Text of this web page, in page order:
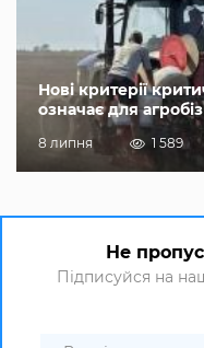
Нові критерії
означає для
8 липня 1 589
Не
Підписуйся на